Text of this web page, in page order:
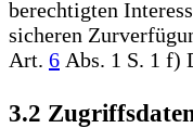
berechtigten
sicheren
Art. 6 Abs. 1 S. 1 f)
3.2